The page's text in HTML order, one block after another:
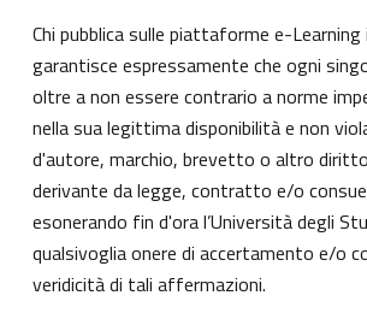
Chi pubblica sulle piattaforme e-
garantisce espressamente che ogni
oltre a non essere contrario a norme
nella sua legittima disponibilità e non
d'autore, marchio, brevetto o altro
derivante da legge, contratto e/o
esonerando fin d'ora l’Università degli
qualsivoglia onere di accertamento e/o
veridicità di tali affermazioni.